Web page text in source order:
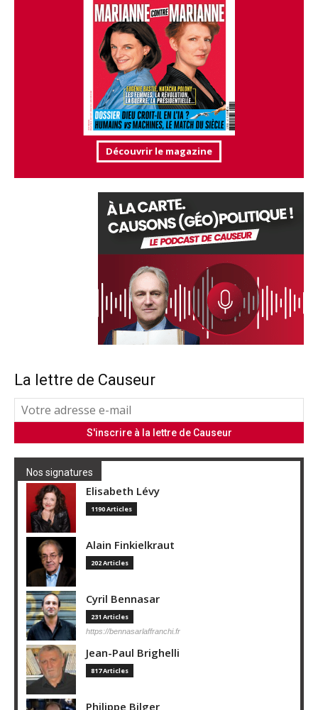
Découvrir le magazine
La lettre de Causeur
Nos signatures
Elisabeth Lévy
1190 Articles
Alain Finkielkraut
202 Articles
Cyril Bennasar
231 Articles
https://bennasarlaffranchi.fr
Jean-Paul Brighelli
817 Articles
Philippe Bilger